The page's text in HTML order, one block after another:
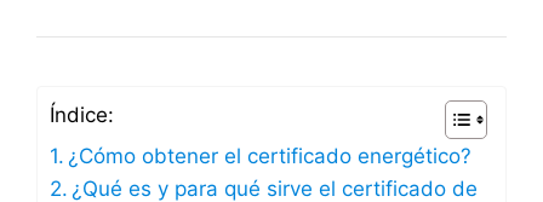
Índice:
¿Cómo obtener el certificado energético?
¿Qué es y para qué sirve el certificado de